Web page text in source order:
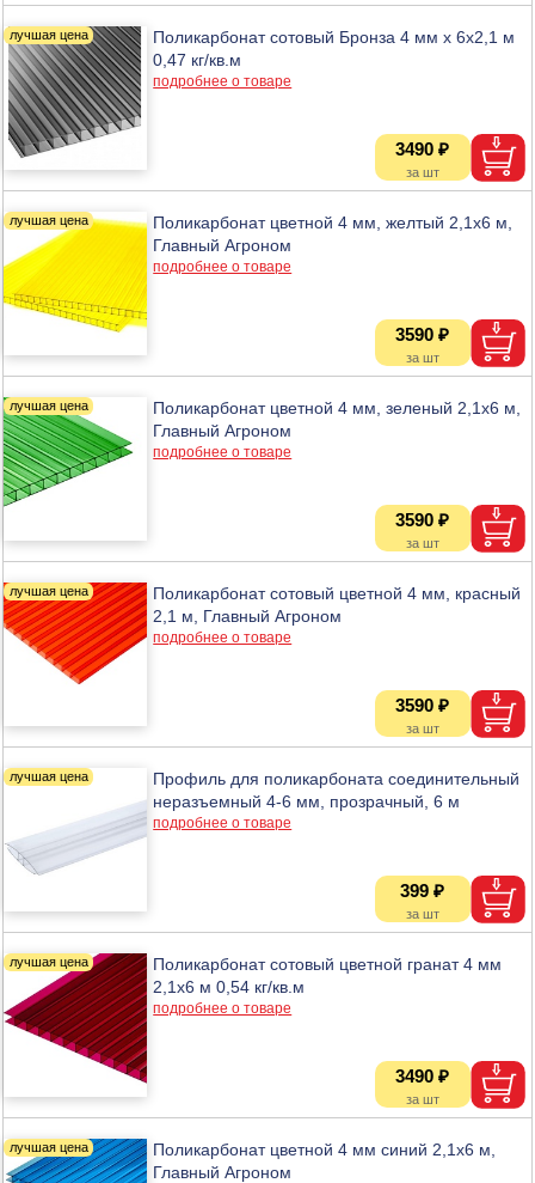
Поликарбонат сотовый Бронза 4 мм х 6х2,1 м
0,47 кг/кв.м
подробнее о товаре
3490 ₽
Поликарбонат цветной 4 мм, желтый 2,1х6 м,
Главный Агроном
подробнее о товаре
3590 ₽
Поликарбонат цветной 4 мм, зеленый 2,1х6 м,
Главный Агроном
подробнее о товаре
3590 ₽
Поликарбонат сотовый цветной 4 мм, красный
2,1 м, Главный Агроном
подробнее о товаре
3590 ₽
Профиль для поликарбоната соединительный
неразъемный 4-6 мм, прозрачный, 6 м
подробнее о товаре
399 ₽
Поликарбонат сотовый цветной гранат 4 мм
2,1х6 м 0,54 кг/кв.м
подробнее о товаре
3490 ₽
Поликарбонат цветной 4 мм синий 2,1х6 м,
Главный Агроном